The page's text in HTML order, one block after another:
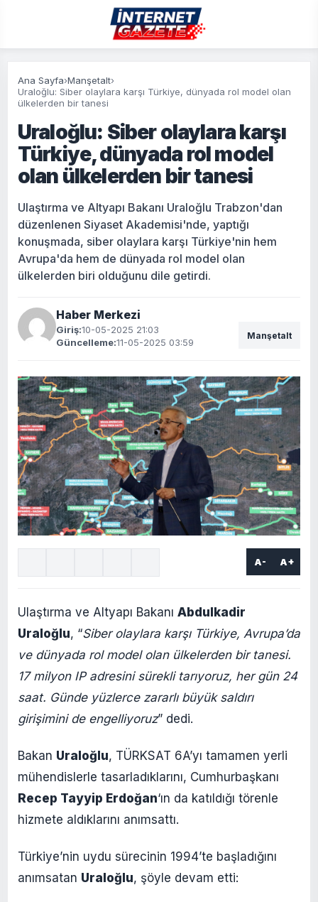
Ana Sayfa›Manşetalt›
Uraloğlu: Siber olaylara karşı Türkiye, dünyada rol model olan
ülkelerden bir tanesi
Uraloğlu: Siber olaylara karşı
Türkiye, dünyada rol model
olan ülkelerden bir tanesi
Ulaştırma ve Altyapı Bakanı Uraloğlu Trabzon'dan
düzenlenen Siyaset Akademisi'nde, yaptığı
konuşmada, siber olaylara karşı Türkiye'nin hem
Avrupa'da hem de dünyada rol model olan
ülkelerden biri olduğunu dile getirdi.
Haber Merkezi
Giriş:10-05-2025 21:03
Güncelleme:11-05-2025 03:59
Manşetalt
A- A+
Ulaştırma ve Altyapı Bakanı Abdulkadir
Uraloğlu, “Siber olaylara karşı Türkiye, Avrupa’da
ve dünyada rol model olan ülkelerden bir tanesi.
17 milyon IP adresini sürekli tarıyoruz, her gün 24
saat. Günde yüzlerce zararlı büyük saldırı
girişimini de engelliyoruz” dedi.
Bakan Uraloğlu, TÜRKSAT 6A’yı tamamen yerli
mühendislerle tasarladıklarını, Cumhurbaşkanı
Recep Tayyip Erdoğan‘ın da katıldığı törenle
hizmete aldıklarını anımsattı.
Türkiye’nin uydu sürecinin 1994’te başladığını
anımsatan Uraloğlu, şöyle devam etti: